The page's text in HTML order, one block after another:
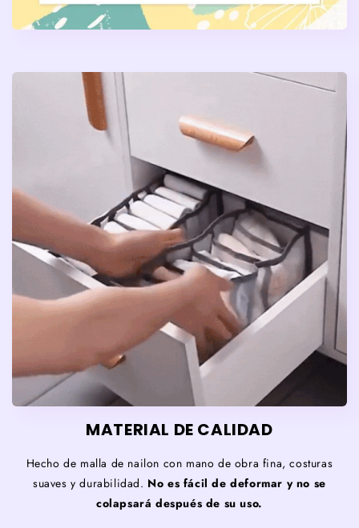
MATERIAL DE CALIDAD
Hecho de malla de nailon con mano de obra fina, costuras
suaves y durabilidad. No es fácil de deformar y no se
colapsará después de su uso.